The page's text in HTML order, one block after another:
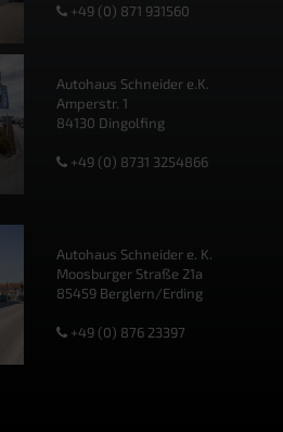
+49 (0) 871 931560
Autohaus Schneider e.K.
Amperstr. 1
84130 Dingolfing
+49 (0) 8731 3254866
Autohaus Schneider e. K.
Moosburger Straße 21a
85459 Berglern/Erding
+49 (0) 876 23397